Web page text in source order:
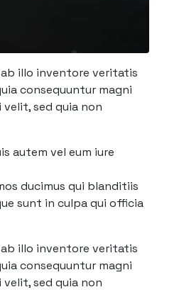
illo inventore veritatis
consequuntur magni
sed quia non
autem vel eum iure
ducimus qui blanditiis
sunt in culpa qui officia
illo inventore veritatis
consequuntur magni
sed quia non